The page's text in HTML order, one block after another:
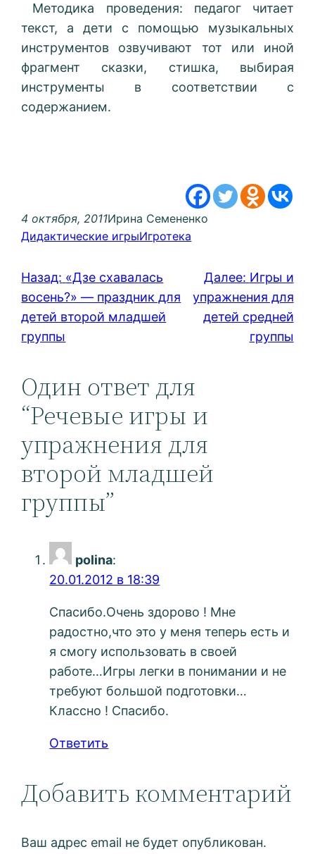
Методика проведения: педагог читает
текст, а дети с помощью музыкальных
инструментов озвучивают тот или иной
фрагмент сказки, стишка, выбирая
инструменты в соответствии с
содержанием.
4 октября, 2011Ирина Семененко
Дидактические игрыИгротека
Назад: «Дзе схавалась
восень?» — праздник для
детей второй младшей
группы
Далее: Игры и
упражнения для
детей средней
группы
Один ответ для
“Речевые игры и
упражнения для
второй младшей
группы”
polina:
20.01.2012 в 18:39
Спасибо.Очень здорово ! Мне
радостно,что это у меня теперь есть и
я смогу использовать в своей
работе…Игры легки в понимании и не
требуют большой подготовки…
Классно ! Спасибо.
Ответить
Добавить комментарий
Ваш адрес email не будет опубликован.